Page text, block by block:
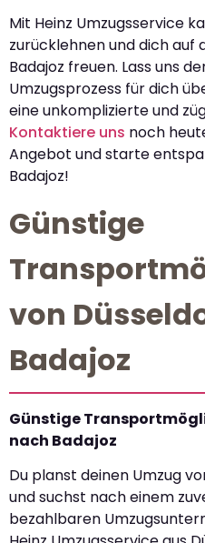
Mit Heinz Umzugsservice
zurücklehnen und dich auf
Badajoz freuen. Lass uns
Umzugsprozess für dich
eine unkomplizierte und
Kontaktiere uns noch
Angebot und starte
Badajoz!
Günstige
von
Badajoz
Günstige
nach Badajoz
Du planst deinen Umzug
und suchst nach einem
bezahlbaren